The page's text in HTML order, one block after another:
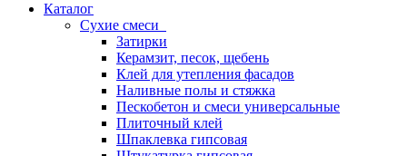
Каталог
Сухие смеси
Затирки
Керамзит, песок, щебень
Клей для утепления фасадов
Наливные полы и стяжка
Пескобетон и смеси универсальные
Плиточный клей
Шпаклевка гипсовая